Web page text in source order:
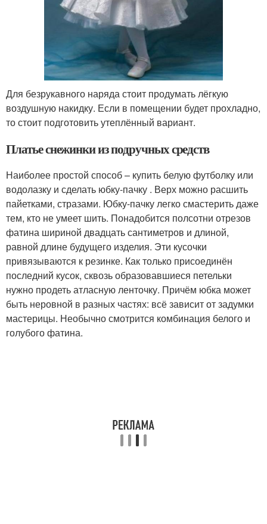
Для безрукавного наряда стоит продумать лёгкую
воздушную накидку. Если в помещении будет прохладно,
то стоит подготовить утеплённый вариант.
Платье снежинки из подручных средств
Наиболее простой способ – купить белую футболку или
водолазку и сделать юбку-пачку . Верх можно расшить
пайетками, стразами. Юбку-пачку легко смастерить даже
тем, кто не умеет шить. Понадобится полсотни отрезов
фатина шириной двадцать сантиметров и длиной,
равной длине будущего изделия. Эти кусочки
привязываются к резинке. Как только присоединён
последний кусок, сквозь образовавшиеся петельки
нужно продеть атласную ленточку. Причём юбка может
быть неровной в разных частях: всё зависит от задумки
мастерицы. Необычно смотрится комбинация белого и
голубого фатина.